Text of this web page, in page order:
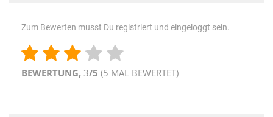
Zum Bewerten musst Du registriert und eingeloggt sein.
BEWERTUNG, 3/5 (5 MAL BEWERTET)